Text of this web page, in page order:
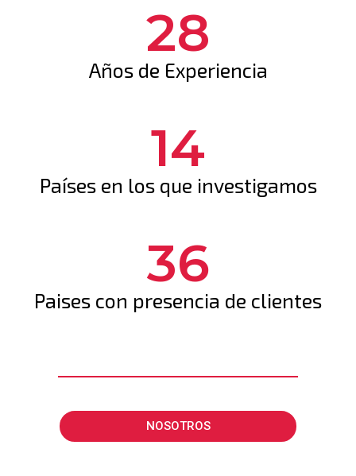
Años de Experiencia
28
Países en los que investigamos
14
Paises con presencia de clientes
36
NOSOTROS